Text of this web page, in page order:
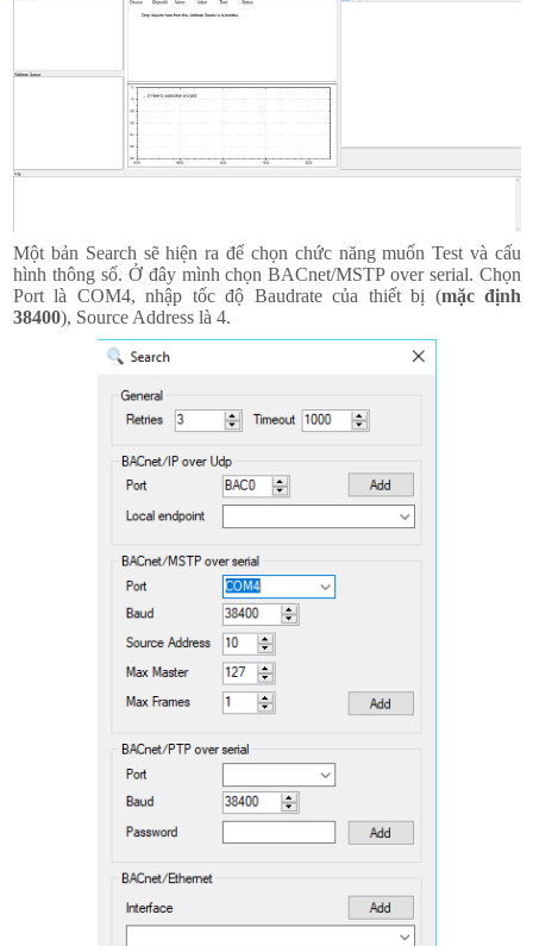
Một bản Search sẽ hiện ra để chọn chức năng muốn Test và cấu
hình thông số. Ở đây mình chọn BACnet/MSTP over serial. Chọn
Port là COM4, nhập tốc độ Baudrate của thiết bị (mặc định
38400), Source Address là 4.